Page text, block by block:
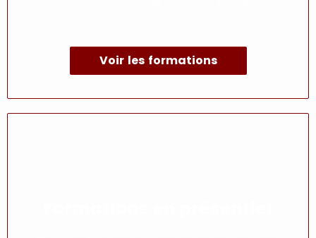
Voir les formations